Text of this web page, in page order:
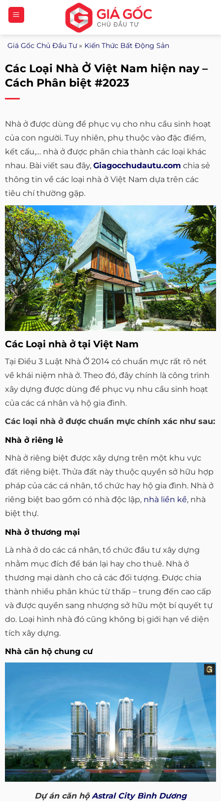
Bỏ
qua
nội
dung
Giá Gốc Chủ Đầu Tư» Kiến Thức Bất Động Sản
Các Loại Nhà Ở Việt Nam hiện nay –
Cách Phân biệt #2023
Nhà ở được dùng để phục vụ cho nhu cầu sinh hoạt
của con người. Tuy nhiên, phụ thuộc vào đặc điểm,
kết cấu,… nhà ở được phân chia thành các loại khác
nhau. Bài viết sau đây, Giagocchudautu.com chia sẻ
thông tin về các loại nhà ở Việt Nam dựa trên các
tiêu chí thường gặp.
Các Loại nhà ở tại Việt Nam
Tại Điều 3 Luật Nhà Ở 2014 có chuẩn mực rất rõ nét
về khái niệm nhà ở. Theo đó, đây chính là công trình
xây dựng được dùng để phục vụ nhu cầu sinh hoạt
của các cá nhân và hộ gia đình.
Các loại nhà ở được chuẩn mực chính xác như sau:
Nhà ở riêng lẻ
Nhà ở riêng biệt được xây dựng trên một khu vực
đất riêng biệt. Thửa đất này thuộc quyền sở hữu hợp
pháp của các cá nhân, tổ chức hay hộ gia đình. Nhà ở
riêng biệt bao gồm có nhà độc lập, nhà liền kề, nhà
biệt thự.
Nhà ở thương mại
Là nhà ở do các cá nhân, tổ chức đầu tư xây dựng
nhằm mục đích để bán lại hay cho thuê. Nhà ở
thương mại dành cho cả các đối tượng. Được chia
thành nhiều phân khúc từ thấp – trung đến cao cấp
và được quyền sang nhượng sở hữu một bí quyết tự
do. Loại hình nhà đó cũng không bị giới hạn về diện
tích xây dựng.
Nhà căn hộ chung cư
Dự án căn hộAstral City Bình Dương